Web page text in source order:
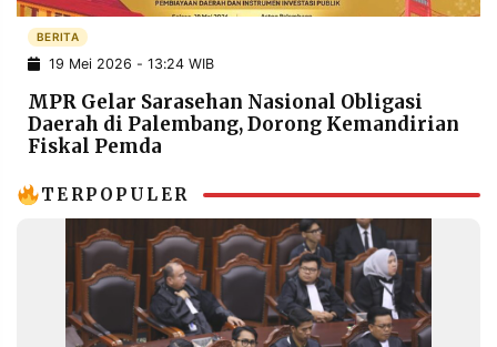
POLICY WARGA
INFORMASI
IKLAN
KIRIM
TULISAN
PENGADUAN TERM
OF
IKUTI
BERITA
19 Mei 2026 - 13:24 WIB
MPR Gelar Sarasehan Nasional Obligasi
Daerah di Palembang, Dorong Kemandirian
Fiskal Pemda
TERPOPULER